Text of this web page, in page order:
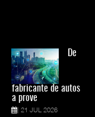
De
fabricante de autos
a prove
21 JUL 2026